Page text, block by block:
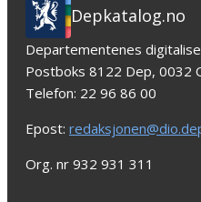
Depkatalog.no
Departementenes
Postboks 8122 Dep, 0032
Telefon: 22 96 86 00
Epost:
Org. nr 932 931 311